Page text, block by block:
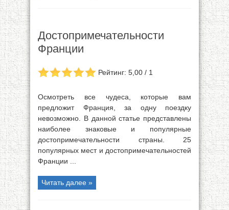
Достопримечательности
Франции
Рейтинг: 5,00 / 1
Осмотреть все чудеса, которые вам
предложит Франция, за одну поездку
невозможно. В данной статье представлены
наиболее знаковые и популярные
достопримечательности страны. 25
популярных мест и достопримечательностей
Франции ...
Читать далее »